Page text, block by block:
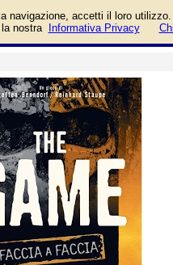
navigazione, accetti il loro
nostra
Informativa Privacy